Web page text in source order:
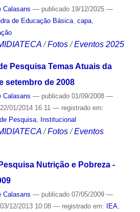
Calasans — publicado19/12/2025 —
de Educação Básica, capa,
/Fotos /Eventos 2025
Pesquisa Temas Atuais da
setembro de 2008
Calasans — publicado01/09/2008 —
01/2014 16:11 — registrado em:
Pesquisa, Institucional
/Fotos /Eventos
Nutrição e Pobreza -
Calasans — publicado07/05/2009 —
12/2013 10:08 — registrado em: IEA,